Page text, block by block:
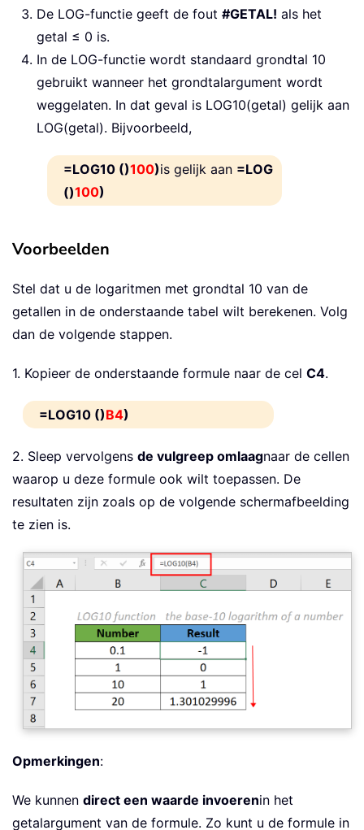
De LOG-functie geeft de fout #GETAL! als het
getal ≤ 0 is.
In de LOG-functie wordt standaard grondtal 10
gebruikt wanneer het grondtalargument wordt
weggelaten. In dat geval is LOG10(getal) gelijk aan
LOG(getal). Bijvoorbeeld,
=LOG10 ()100)is gelijk aan =LOG
()100)
Voorbeelden
Stel dat u de logaritmen met grondtal 10 van de
getallen in de onderstaande tabel wilt berekenen. Volg
dan de volgende stappen.
1. Kopieer de onderstaande formule naar de cel C4.
=LOG10 ()B4)
2. Sleep vervolgens de vulgreep omlaagnaar de cellen
waarop u deze formule ook wilt toepassen. De
resultaten zijn zoals op de volgende schermafbeelding
te zien is.
Opmerkingen:
We kunnen direct een waarde invoerenin het
getalargument van de formule. Zo kunt u de formule in